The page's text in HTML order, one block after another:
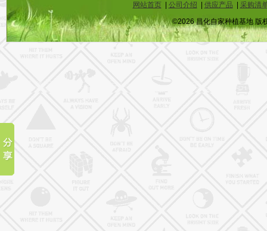
网站首页| 公司介绍 供应产品
采购清
©2026 昌化自家种植基地 版